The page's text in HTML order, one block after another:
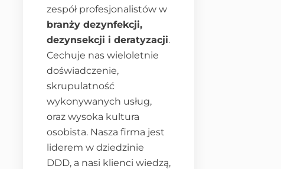
zespół profesjonalistów w
branży dezynfekcji,
dezynsekcji i deratyzacji.
Cechuje nas wieloletnie
doświadczenie,
skrupulatność
wykonywanych usług,
oraz wysoka kultura
osobista. Nasza firma jest
liderem w dziedzinie
DDD, a nasi klienci wiedzą,